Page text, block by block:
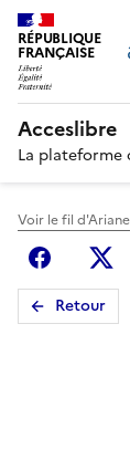
RÉPUBLIQUE
FRANÇAISE
Acceslibre
La plateforme
Voir le fil d'Ariane
Retour